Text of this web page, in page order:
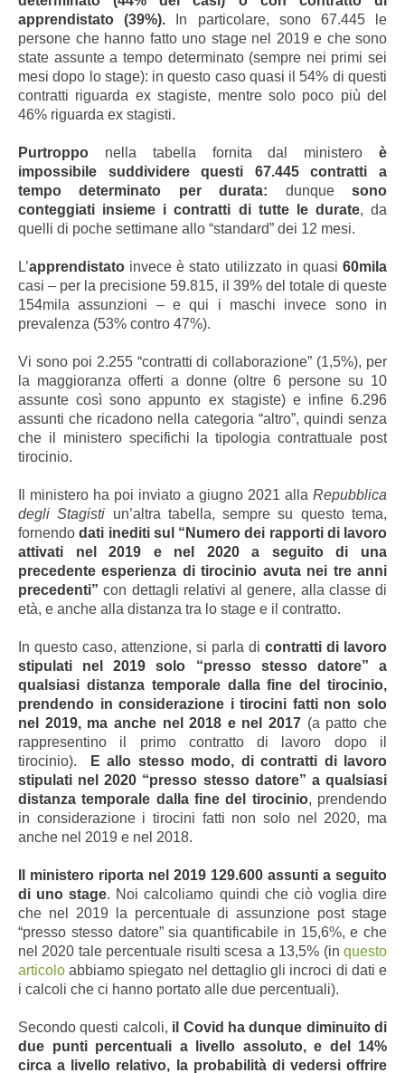
apprendistato (39%). In particolare, sono 67.445 le
persone che hanno fatto uno stage nel 2019 e che sono
state assunte a tempo determinato (sempre nei primi sei
mesi dopo lo stage): in questo caso quasi il 54% di questi
contratti riguarda ex stagiste, mentre solo poco più del
46% riguarda ex stagisti.
Purtroppo nella tabella fornita dal ministero è
impossibile suddividere questi 67.445 contratti a
tempo determinato per durata: dunquesono
conteggiati insieme i contratti di tutte le durate, da
quelli di poche settimane allo “standard” dei 12 mesi.
L’apprendistato invece è stato utilizzato in quasi 60mila
casi – per la precisione 59.815, il 39% del totale di queste
154mila assunzioni – e qui i maschi invece sono in
prevalenza (53% contro 47%).
Vi sono poi 2.255 “contratti di collaborazione” (1,5%), per
la maggioranza offerti a donne (oltre 6 persone su 10
assunte così sono appunto ex stagiste) e infine 6.296
assunti che ricadono nella categoria “altro”, quindi senza
che il ministero specifichi la tipologia contrattuale post
tirocinio.
Il ministero ha poi inviato a giugno 2021 alla Repubblica
degli Stagisti un’altra tabella, sempre su questo tema,
fornendodati inediti sul “Numero dei rapporti di lavoro
attivati nel 2019 e nel 2020 a seguito di una
precedente esperienza di tirocinio avuta nei tre anni
precedenti” con dettagli relativi al genere, alla classe di
età, e anche alla distanza tra lo stage e il contratto.
In questo caso, attenzione, si parla di contratti di lavoro
stipulati nel 2019 solo “presso stesso datore” a
qualsiasi distanza temporale dalla fine del tirocinio,
prendendo in considerazione i tirocini fatti non solo
nel 2019, ma anche nel 2018 e nel 2017 (a patto che
rappresentino il primo contratto di lavoro dopo il
tirocinio).
E allo stesso modo, di contratti di lavoro
stipulati nel 2020 “presso stesso datore” a qualsiasi
distanza temporale dalla fine del tirocinio, prendendo
in considerazione i tirocini fatti non solo nel 2020, ma
anche nel 2019 e nel 2018.
Il ministero riporta nel 2019 129.600 assunti a seguito
di uno stage. Noi calcoliamo quindi che ciò voglia dire
che nel 2019 la percentuale di assunzione post stage
“presso stesso datore” sia quantificabile in 15,6%, e che
nel 2020 tale percentuale risulti scesa a 13,5% (in questo
articolo abbiamo spiegato nel dettaglio gli incroci di dati e
i calcoli che ci hanno portato alle due percentuali).
Secondo questi calcoli, il Covid ha dunque diminuito di
due punti percentuali a livello assoluto, e del 14%
circa a livello relativo, la probabilità di vedersi offrire